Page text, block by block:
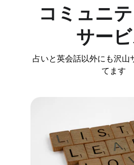
コミュニ
サー
占いと英会話以外にも沢山
てます